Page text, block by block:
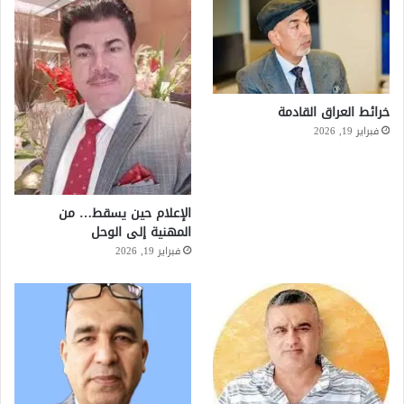
خرائط العراق القادمة
فبراير 19, 2026
الإعلام حين يسقط… من
المهنية إلى الوحل
فبراير 19, 2026